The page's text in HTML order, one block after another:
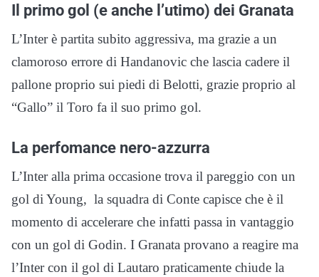
Il primo gol (e anche l’utimo) dei Granata
L’Inter è partita subito aggressiva, ma grazie a un
clamoroso errore di Handanovic che lascia cadere il
pallone proprio sui piedi di Belotti, grazie proprio al
“Gallo” il Toro fa il suo primo gol.
La perfomance nero-azzurra
L’Inter alla prima occasione trova il pareggio con un
gol di Young, la squadra di Conte capisce che è il
momento di accelerare che infatti passa in vantaggio
con un gol di Godin. I Granata provano a reagire ma
l’Inter con il gol di Lautaro praticamente chiude la